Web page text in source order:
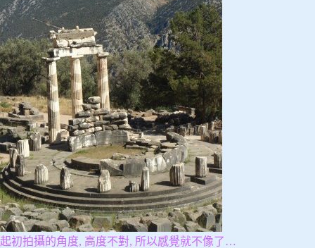
起初拍攝的角度, 高度不對, 所以感覺就不像了…